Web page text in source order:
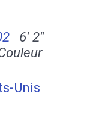
6' 2''
Unis